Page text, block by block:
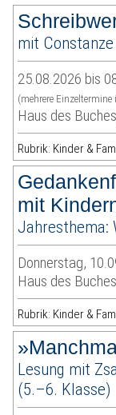
mit
25.08.2026 bis
(mehrere
Haus des
Rubrik: Kinder &
mit
Jahresthema:
Donnerstag,
Haus des
Rubrik: Kinder &
Lesung mit
(5.–6. Klasse)